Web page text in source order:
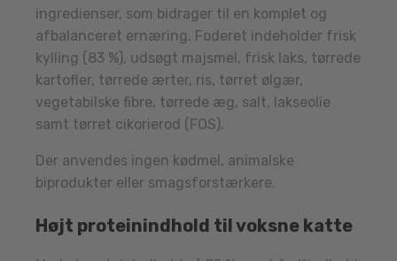
ingredienser, som bidrager til en komplet og
afbalanceret ernæring. Foderet indeholder frisk
kylling (83 %), udsøgt majsmel, frisk laks, tørrede
kartofler, tørrede ærter, ris, tørret ølgær,
vegetabilske fibre, tørrede æg, salt, lakseolie
samt tørret cikorierod (FOS).
Der anvendes ingen kødmel, animalske
biprodukter eller smagsforstærkere.
Højt proteinindhold til voksne katte